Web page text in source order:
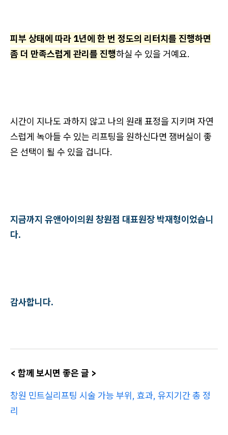
피부 상태에 따라 1년에 한 번 정도의 리터치를 진행하면
좀 더 만족스럽게 관리를 진행하실 수 있을 거예요.
시간이 지나도 과하지 않고 나의 원래 표정을 지키며 자연
스럽게 녹아들 수 있는 리프팅을 원하신다면 잼버실이 좋
은 선택이 될 수 있을 겁니다.
지금까지 유앤아이의원 창원점 대표원장 박재형이었습니
다.
감사합니다.
< 함께 보시면 좋은 글 >
창원 민트실리프팅 시술 가능 부위, 효과, 유지기간 총 정
리